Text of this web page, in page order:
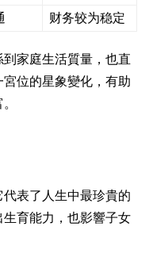
财务较为稳定
到家庭生活質量，也直
位的星象變化，有助
表了人生中最珍貴的
育能力，也影響子女